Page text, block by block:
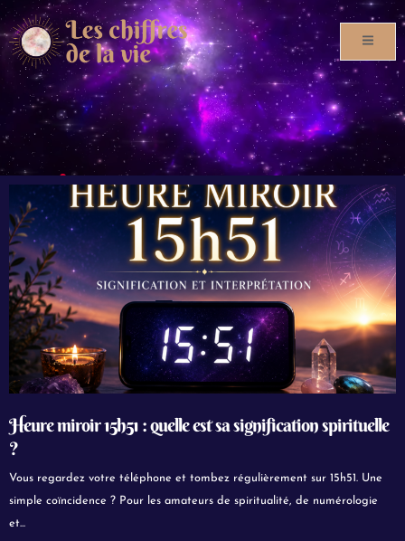
Heure miroir 15h51 : quelle est sa signification spirituelle
?
Vous regardez votre téléphone et tombez régulièrement sur 15h51. Une
simple coïncidence ? Pour les amateurs de spiritualité, de numérologie
et...